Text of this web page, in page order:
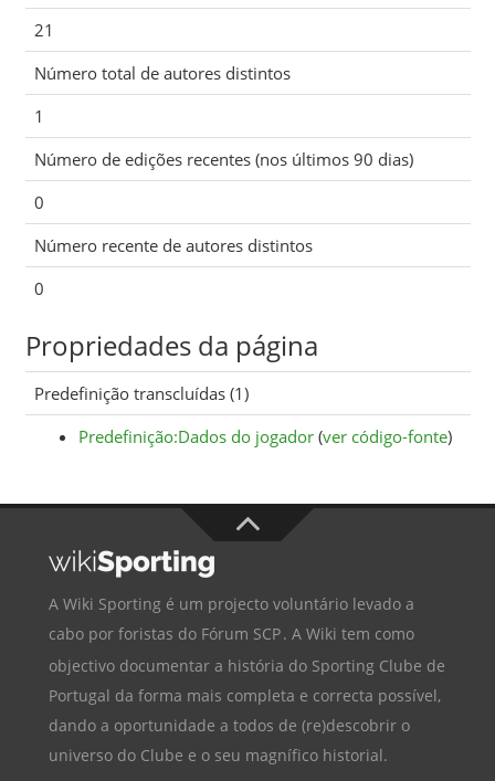
21
Número total de autores distintos
1
Número de edições recentes (nos últimos 90 dias)
0
Número recente de autores distintos
0
Propriedades da página
Predefinição transcluídas (1)
Predefinição:Dados do jogador(ver código-fonte)
A Wiki Sporting é um projecto voluntário levado a
cabo por foristas do Fórum SCP. A Wiki tem como
objectivo documentar a história do Sporting Clube de
Portugal da forma mais completa e correcta possível,
dando a oportunidade a todos de (re)descobrir o
universo do Clube e o seu magnífico historial.